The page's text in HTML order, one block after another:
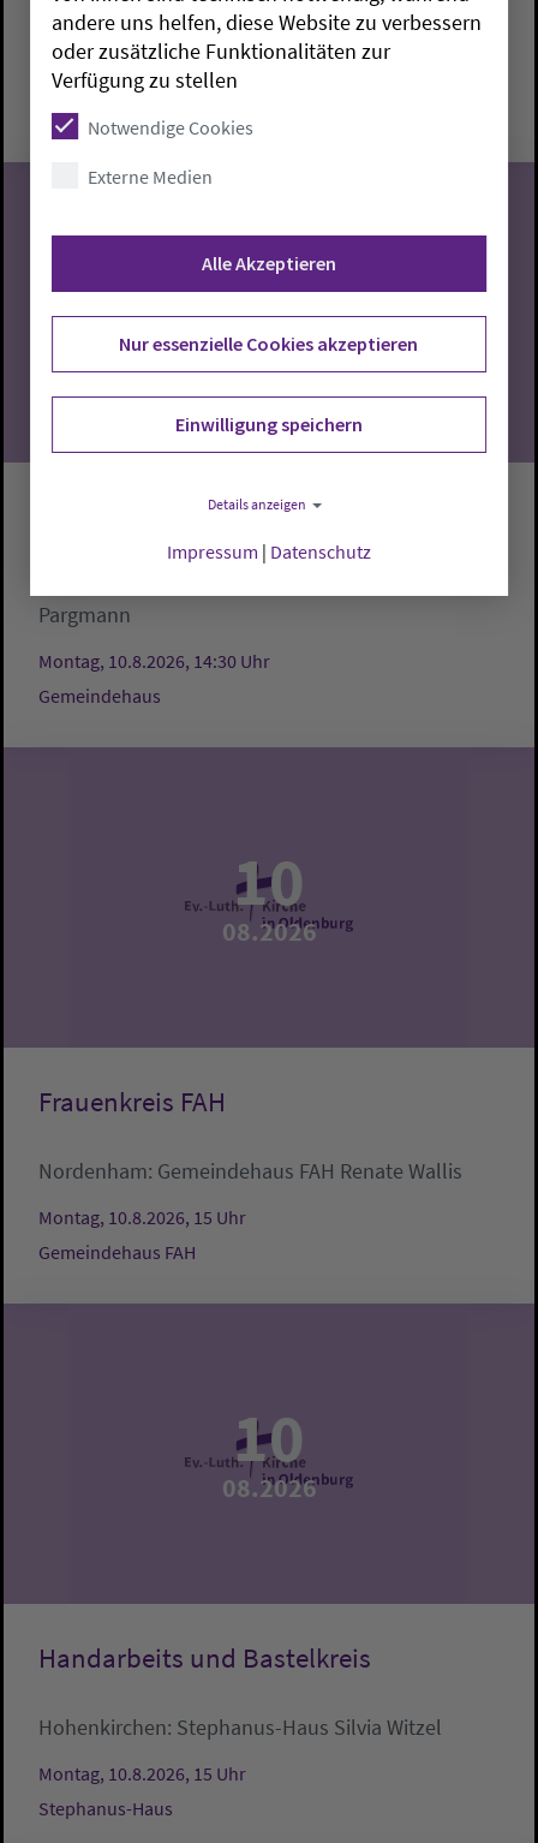
Brake:Paul-Gerhardt-HausBärbel Arping
Montag, 10.8.2026, 14-17 Uhr
Paul-Gerhardt-Haus
10
08.2026
Handarbeitskreis
Pargmann
Montag, 10.8.2026, 14:30 Uhr
Gemeindehaus
10
08.2026
Frauenkreis FAH
Nordenham: Gemeindehaus FAH Renate Wallis
Montag, 10.8.2026, 15 Uhr
Gemeindehaus FAH
10
08.2026
Handarbeits und Bastelkreis
Hohenkirchen: Stephanus-Haus Silvia Witzel
Montag, 10.8.2026, 15 Uhr
Stephanus-Haus
andere uns helfen, diese Website zu verbessern
oder zusätzliche Funktionalitäten zur
Verfügung zu stellen
Notwendige Cookies
Externe Medien
Alle Akzeptieren
Nur essenzielle Cookies akzeptieren
Einwilligung speichern
Details anzeigen
Impressum | Datenschutz